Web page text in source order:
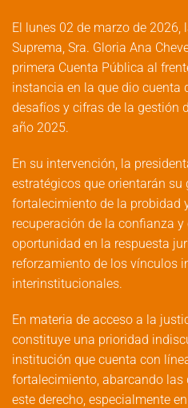
El lunes 02 de marzo de 2026,
Suprema, Sra. Gloria Ana
primera Cuenta Pública al
instancia en la que dio cuenta
desafíos y cifras de la gestión
año 2025.
En su intervención, la
estratégicos que orientarán su
fortalecimiento de la probidad
recuperación de la confianza
oportunidad en la respuesta
reforzamiento de los vínculos
interinstitucionales.
En materia de acceso a la
constituye una prioridad
institución que cuenta con
fortalecimiento, abarcando
este derecho, especialmente